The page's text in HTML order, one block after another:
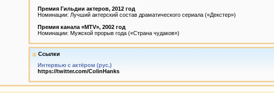
Премия Гильдии актеров, 2012 год
Номинации: Лучший актерский состав драматического сериала («Декстер»)
Премия канала «MTV», 2002 год
Номинации: Мужской прорыв года («Страна чудаков»)
Ссылки
Интервью с актёром (рус.)
https://twitter.com/ColinHanks